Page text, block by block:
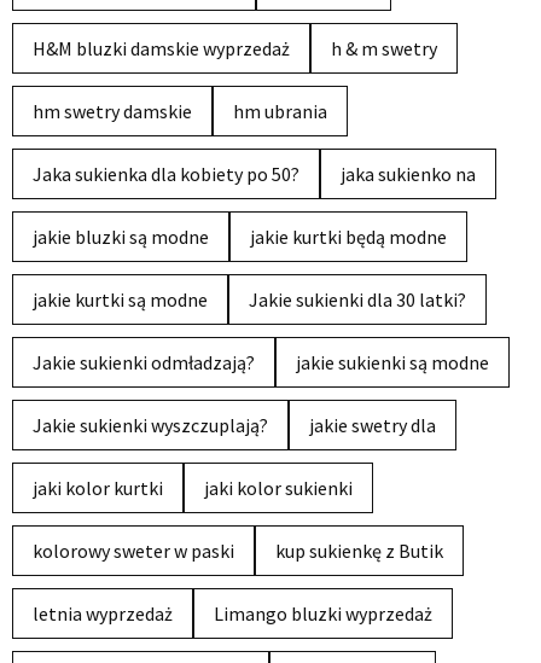
H&M bluzki damskie wyprzedaż h & m swetry
hm swetry damskie hm ubrania
Jaka sukienka dla kobiety po 50? jaka sukienko na
jakie bluzki są modne jakie kurtki będą modne
jakie kurtki są modne Jakie sukienki dla 30 latki?
Jakie sukienki odmładzają? jakie sukienki są modne
Jakie sukienki wyszczuplają? jakie swetry dla
jaki kolor kurtki jaki kolor sukienki
kolorowy sweter w paski kup sukienkę z Butik
letnia wyprzedaż Limango bluzki wyprzedaż